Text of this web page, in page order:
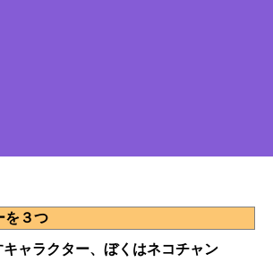
を３つ
ャラクター、ぼくはネコチャン